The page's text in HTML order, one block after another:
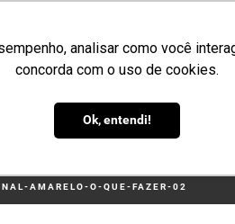
analisar como você
concorda com o uso de cookies.
Ok, entendi!
AMARELO-O-QUE-FAZER-02